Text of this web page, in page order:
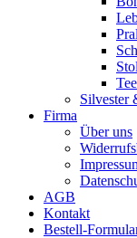
Silvester
Firma
Über uns
AGB
Kontakt
Bestell-